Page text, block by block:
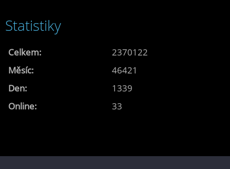
Statistiky
Online: 33
Celkem:
2370122
Měsíc:
46421
Den:
1339